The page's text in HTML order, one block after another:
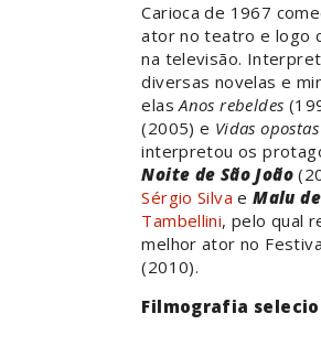
Carioca de 1967
ator no teatro e logo
na televisão.
diversas novelas e
elasAnos rebeldes
(2005) e Vidas opostas
interpretou os
Noite de São João
Sérgio Silva eMalu
Tambellini, pelo qual
melhor ator no
(2010).
Filmografia